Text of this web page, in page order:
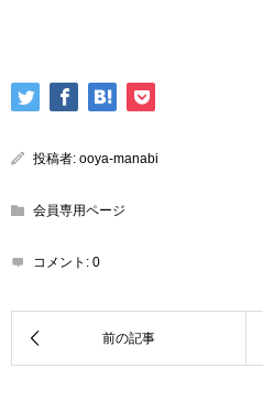
投稿者: ooya-manabi
会員専用ページ
コメント: 0